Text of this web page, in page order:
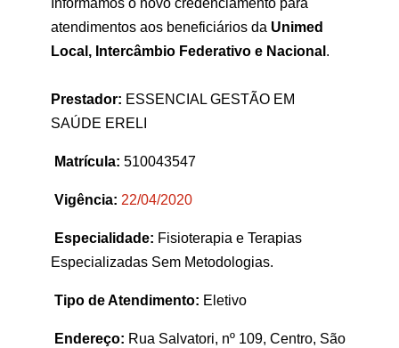
Informamos o novo credenciamento para
atendimentos aos beneficiários da Unimed
Local, Intercâmbio Federativo e Nacional .
Prestador: ESSENCIAL GESTÃO EM
SAÚDE ERELI
Matrícula: 510043547
Vigência: 22/04/2020
Especialidade: Fisioterapia e Terapias
Especializadas Sem Metodologias.
Tipo de Atendimento: Eletivo
Endereço: Rua Salvatori, nº 109, Centro, São